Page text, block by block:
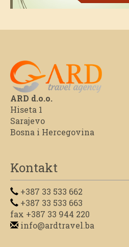
ARD d.o.o.
Hiseta 1
Sarajevo
Bosna i Hercegovina
Kontakt
+387 33 533 662
+387 33 533 663
fax +387 33 944 220
info@ardtravel.ba